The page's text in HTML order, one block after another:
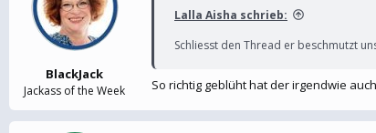
BlackJack
Jackass of the Week
Lalla Aisha schrieb:
Schliesst den Thread er beschmutzt
So richtig geblüht hat der irgendwie